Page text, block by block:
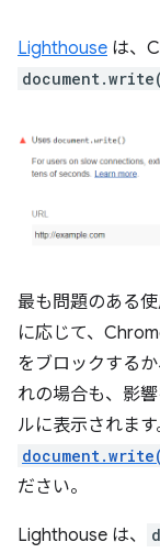
Lighthouse は、
最も問題のある
に応じて、
をブロックする
れの場合も、影
ルに表示されま
ださい。
Lighthouse は、